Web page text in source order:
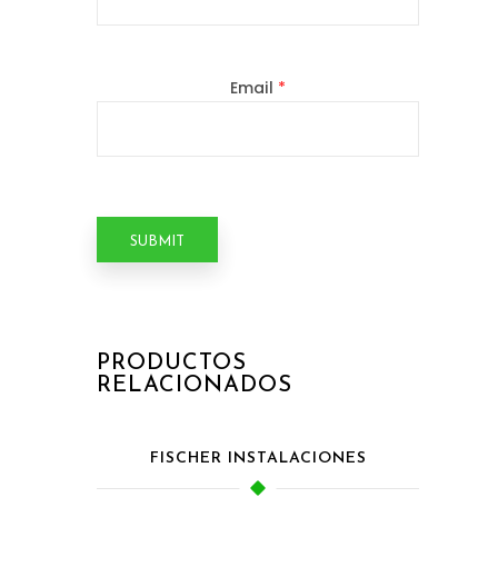
Email *
PRODUCTOS
RELACIONADOS
FISCHER INSTALACIONES